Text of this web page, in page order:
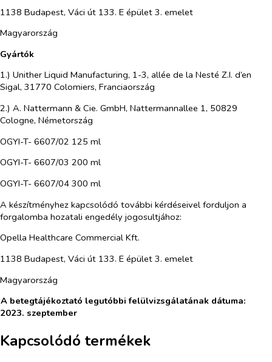
1138 Budapest, Váci út 133. E épület 3. emelet
Magyarország
Gyártók
1.) Unither Liquid Manufacturing, 1-3, allée de la Nesté Z.I. d’en
Sigal, 31770 Colomiers, Franciaország
2.) A. Nattermann & Cie. GmbH, Nattermannallee 1, 50829
Cologne, Németország
OGYI-T- 6607/02 125 ml
OGYI-T- 6607/03 200 ml
OGYI-T- 6607/04 300 ml
A készítményhez kapcsolódó további kérdéseivel forduljon a
forgalomba hozatali engedély jogosultjához:
Opella Healthcare Commercial Kft.
1138 Budapest, Váci út 133. E épület 3. emelet
Magyarország
A betegtájékoztató legutóbbi felülvizsgálatának dátuma:
2023. szeptember
Kapcsolódó termékek